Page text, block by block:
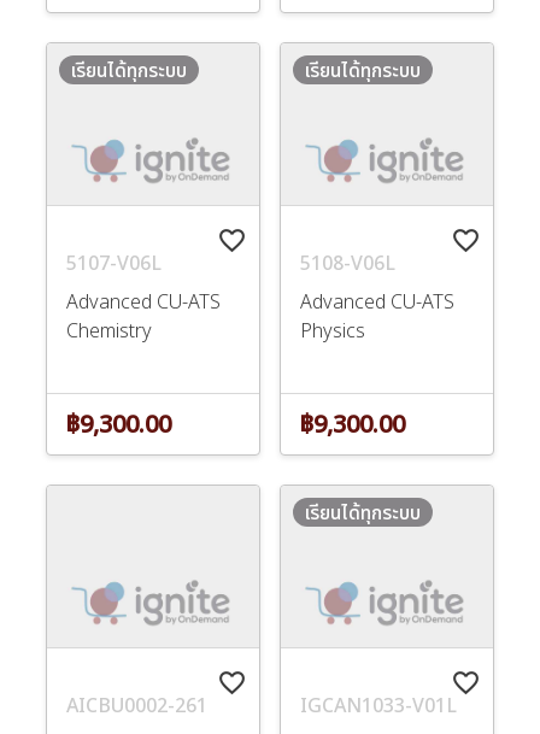
favorite_border
5107-V06L
Advanced CU-ATS
Chemistry
เรียนได้ทุกระบบ
฿9,300.00
favorite_border
5108-V06L
Advanced CU-ATS
Physics
เรียนได้ทุกระบบ
฿9,300.00
favorite_border
AICBU0002-261
favorite_border
IGCAN1033-V01L
เรียนได้ทุกระบบ